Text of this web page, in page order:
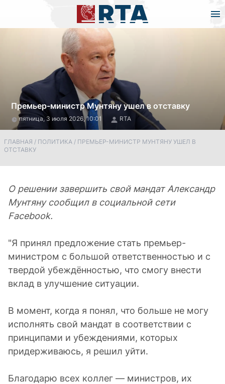
Премьер-министр Мунтяну ушел в отставку
пятница, 3 июля 2026, 10:01 RTA
ГЛАВНАЯ / ПОЛИТИКА / ПРЕМЬЕР-МИНИСТР МУНТЯНУ УШЕЛ В
ОТСТАВКУ
О решении завершить свой мандат Александр
Мунтяну сообщил в социальной сети
Facebook.
"Я принял предложение стать премьер-
министром с большой ответственностью и с
твердой убеждённостью, что смогу внести
вклад в улучшение ситуации.
В момент, когда я понял, что больше не могу
исполнять свой мандат в соответствии с
принципами и убеждениями, которых
придерживаюсь, я решил уйти.
Благодарю всех коллег — министров, их